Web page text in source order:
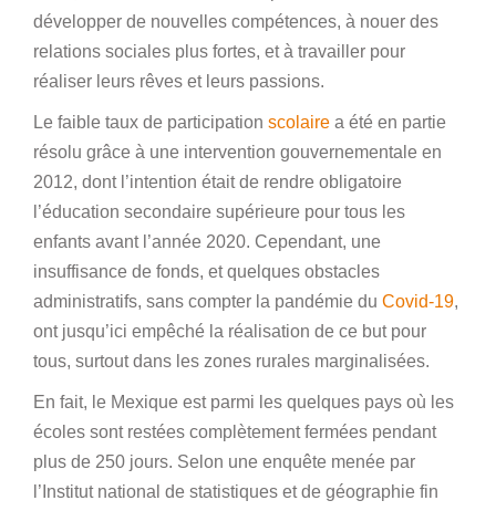
développer de nouvelles compétences, à nouer des
relations sociales plus fortes, et à travailler pour
réaliser leurs rêves et leurs passions.
Le faible taux de participation scolaire a été en partie
résolu grâce à une intervention gouvernementale en
2012, dont l’intention était de rendre obligatoire
l’éducation secondaire supérieure pour tous les
enfants avant l’année 2020. Cependant, une
insuffisance de fonds, et quelques obstacles
administratifs, sans compter la pandémie du Covid-19,
ont jusqu’ici empêché la réalisation de ce but pour
tous, surtout dans les zones rurales marginalisées.
En fait, le Mexique est parmi les quelques pays où les
écoles sont restées complètement fermées pendant
plus de 250 jours. Selon une enquête menée par
l’Institut national de statistiques et de géographie fin